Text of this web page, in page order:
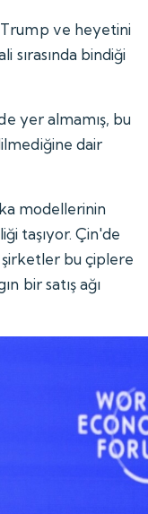
Trump ve heyetini
sırasında bindiği
yer almamış, bu
dair
modellerinin
taşıyor. Çin'de
bu çiplere
bir satış ağı